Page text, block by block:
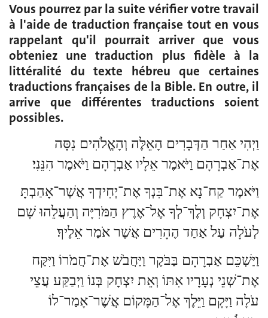
Vous pourrez par la suite vérifier votre travail
à l'aide de traduction française tout en vous
rappelant qu'il pourrait arriver que vous
obteniez une traduction plus fidèle à la
littéralité du texte hébreu que certaines
traductions françaises de la Bible. En outre, il
arrive que différentes traductions soient
possibles.
וַיְהִי אַחַר הַדְּבָרִים הָאֵלֶּה וְהָאֱלֹהִים נִסָּה
אֶת־אַבְרָהָם וַיֹּאמֶר אֵלָיו אַבְרָהָם וַיֹּאמֶר הִנֵּנִי׃
וַיֹּאמֶר קַח־נָא אֶת־בִּנְךָ אֶת־יְחִידְךָ אֲשֶׁר־אָהַבְתָּ
אֶת־יִצְחָק וְלֶךְ־לְךָ אֶל־אֶרֶץ הַמֹּרִיָּה וְהַעֲלֵהוּ שָׁם
לְעֹלָה עַל אַחַד הֶהָרִים אֲשֶׁר אֹמַר אֵלֶיךָ׃
וַיַּשְׁכֵּם אַבְרָהָם בַּבֹּקֶר וַיַּחֲבֹשׁ אֶת־חֲמֹרוֹ וַיִּקַּח
אֶת־שְׁנֵי נְעָרָיו אִתּוֹ וְאֵת יִצְחָק בְּנוֹ וַיְבַקַּע עֲצֵי
עֹלָה וַיָּקָם וַיֵּלֶךְ אֶל־הַמָּקוֹם אֲשֶׁר־אָמַר־לוֹ